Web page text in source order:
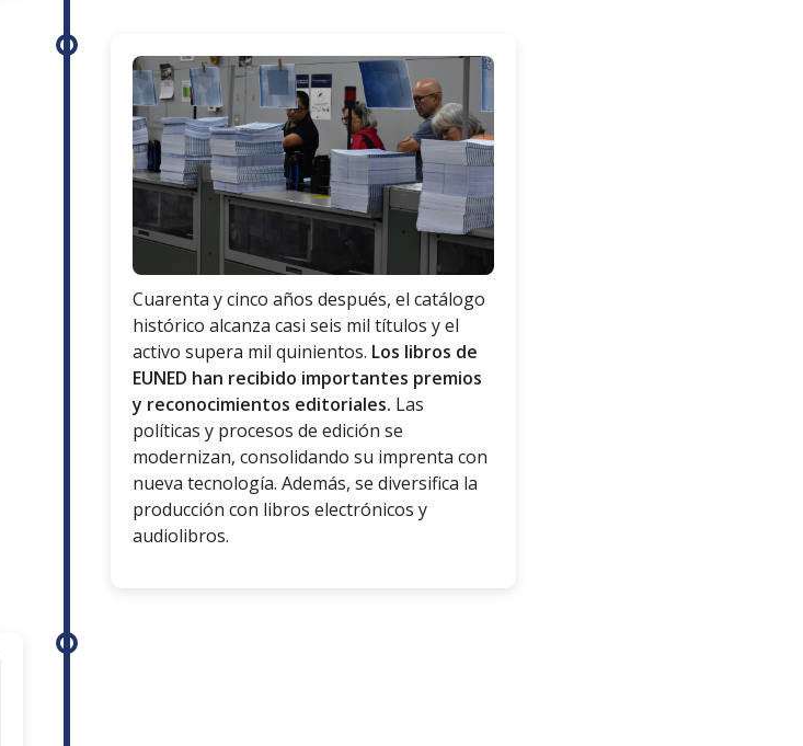
Cuarenta y cinco años después, el catálogo
histórico alcanza casi seis mil títulos y el
activo supera mil quinientos. Los libros de
EUNED han recibido importantes premios
y reconocimientos editoriales. Las
políticas y procesos de edición se
modernizan, consolidando su imprenta con
nueva tecnología. Además, se diversifica la
producción con libros electrónicos y
audiolibros.